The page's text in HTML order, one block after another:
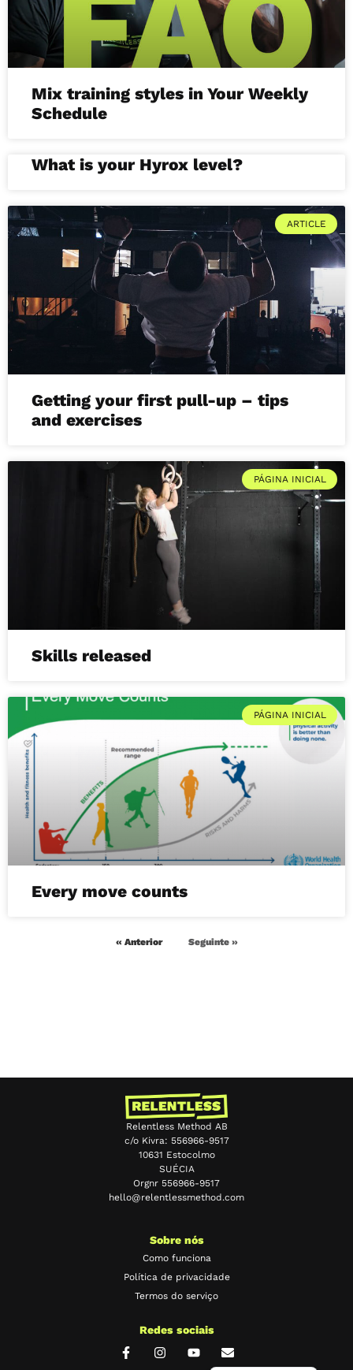
Mix training styles in Your Weekly
Schedule
What is your Hyrox level?
ARTICLE
Getting your first pull-up – tips
and exercises
PÁGINA INICIAL
Skills released
PÁGINA INICIAL
Every move counts
« Anterior Seguinte »
Relentless Method AB
c/o Kivra: 556966-9517
10631 Estocolmo
SUÉCIA
Orgnr 556966-9517
hello@relentlessmethod.com
Sobre nós
Como funciona
Política de privacidade
Termos do serviço
Redes sociais